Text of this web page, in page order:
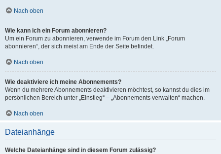
Nach oben
Wie kann ich ein Forum abonnieren?
Um ein Forum zu abonnieren, verwende im Forum den Link „Forum
abonnieren“, der sich meist am Ende der Seite befindet.
Nach oben
Wie deaktiviere ich meine Abonnements?
Wenn du mehrere Abonnements deaktivieren möchtest, so kannst du dies im
persönlichen Bereich unter „Einstieg“ – „Abonnements verwalten“ machen.
Nach oben
Dateianhänge
Welche Dateianhänge sind in diesem Forum zulässig?